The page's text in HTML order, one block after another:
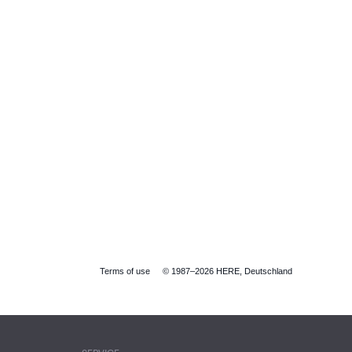
Terms of use © 1987–2026 HERE, Deutschland